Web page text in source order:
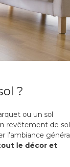
?
ou un sol
revêtement de sol
l’ambiance général
le décor et